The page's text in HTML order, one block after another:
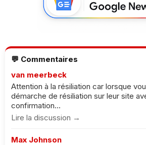
💬 Commentaires
van meerbeck
Attention à la résiliation car lorsque
démarche de résiliation sur leur site
confirmation...
Lire la discussion →
Max Johnson